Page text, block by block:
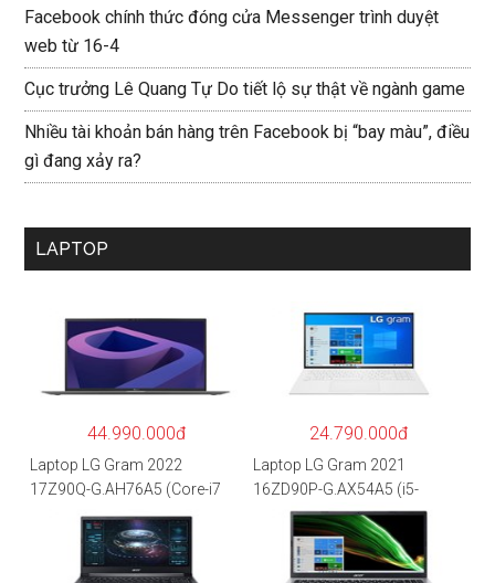
Facebook chính thức đóng cửa Messenger trình duyệt
web từ 16-4
Cục trưởng Lê Quang Tự Do tiết lộ sự thật về ngành game
Nhiều tài khoản bán hàng trên Facebook bị “bay màu”, điều
gì đang xảy ra?
LAPTOP
44.990.000đ
Laptop LG Gram 2022
17Z90Q-G.AH76A5 (Core-i7
1260P/16GB/512GB/17″
WQXGA/Win 11/Xám)
24.790.000đ
Laptop LG Gram 2021
16ZD90P-G.AX54A5 (i5-
1135G7/8GB RAM/512GB
SSD/16″WQXGA/Dos/Trắng)